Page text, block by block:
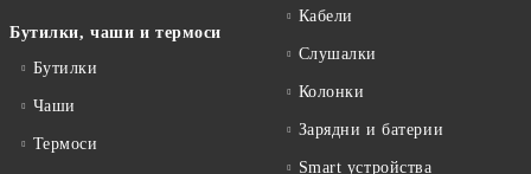
Бутилки, чаши и термоси
Бутилки
Чаши
Термоси
Кабели
Слушалки
Колонки
Зарядни и батерии
Smart устройства